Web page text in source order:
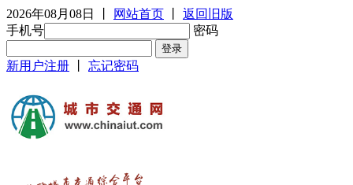
2026年08月08日 网站首页
返回旧版
手机号
密码
新用户注册 忘记密码